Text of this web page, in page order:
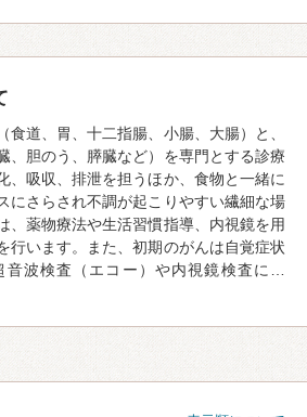
食道、胃、十二指腸、小腸、大腸）と、
、胆のう、膵臓など）を専門とする診療
、吸収、排泄を担うほか、食物と一緒に
にさらされ不調が起こりやすい繊細な場
、薬物療法や生活習慣指導、内視鏡を用
行います。また、初期のがんは自覚症状
波検査（エコー）や内視鏡検査に…